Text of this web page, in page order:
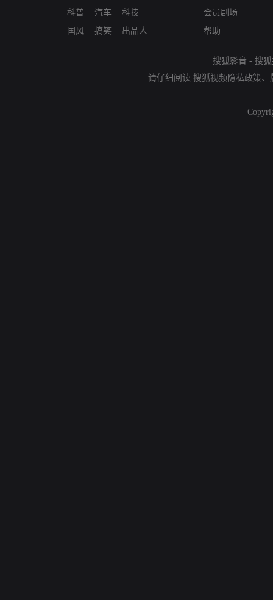
科普
国风
汽车
搞笑
科技
出品人
会员剧场
帮助
搜狐影音 - 搜
请仔细阅读 搜狐视频隐私政策、